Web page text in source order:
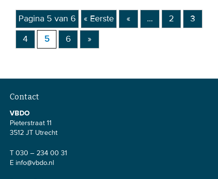
Pagina 5 van 6 « Eerste « ... 2 3
4 5 6 »
Contact
VBDO
Pieterstraat 11
3512 JT Utrecht
T 030 – 234 00 31
E info@vbdo.nl